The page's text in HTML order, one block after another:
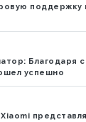
поддержку
Благодаря
успешно